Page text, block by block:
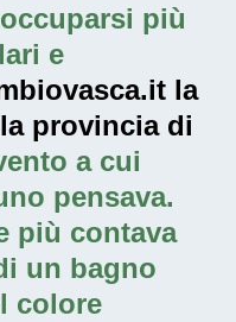
più
e
la
provincia di
a cui
pensava.
più contava
un bagno
colore